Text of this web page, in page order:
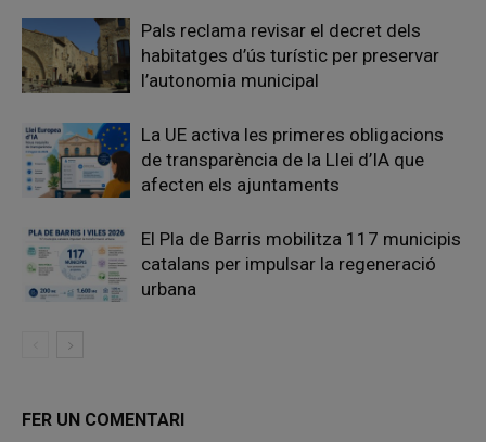
Pals reclama revisar el decret dels
habitatges d’ús turístic per preservar
l’autonomia municipal
La UE activa les primeres obligacions
de transparència de la Llei d’IA que
afecten els ajuntaments
El Pla de Barris mobilitza 117 municipis
catalans per impulsar la regeneració
urbana
FER UN COMENTARI